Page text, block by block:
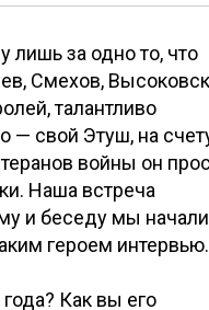
лишь за одно то, что
Смехов,
талантливо
— свой Этуш, на
войны он
Наша встреча
и беседу мы начали
героем интервью.
Как вы его